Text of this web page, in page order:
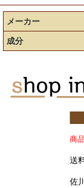
メーカー
成分
商
送
佐